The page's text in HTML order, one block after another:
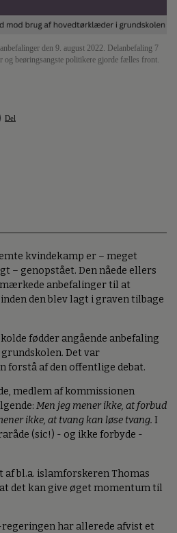
den 9. august 2022. Delanbefaling 7
og beøringsangste politikere gjorde fælles front.
Del
kvindekamp er – meget
– genopstået. Den nåede ellers
anbefalinger til at
den blev lagt i graven tilbage
fødder angående anbefaling
Det var
forstå af den offentlige debat.
medlem af kommissionen
Men jeg mener ikke, at forbud
ikke, at tvang kan løse tvang. I
(sic!) - og ikke forbyde -
bl.a. islamforskeren Thomas
det kan give øget momentum til
regeringen har allerede afvist et